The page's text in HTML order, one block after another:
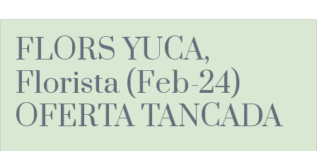
FLORS YUCA,
Florista (Feb-24)
OFERTA TANCADA